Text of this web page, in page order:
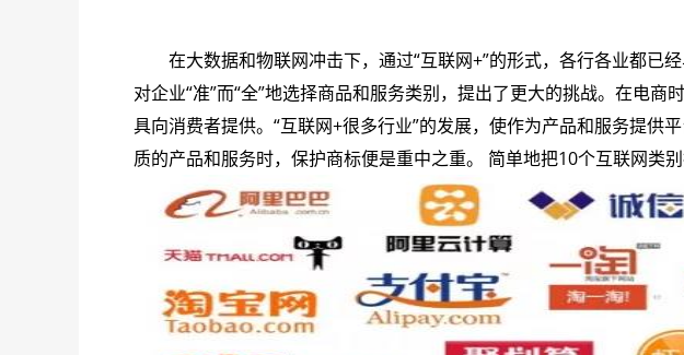
在大数据和物联网冲击下，通过“互联网+”的形式，各行各业都已
对企业“准”而“全”地选择商品和服务类别，提出了更大的挑战。在电
具向消费者提供。“互联网+很多行业”的发展，使作为产品和服务提
质的产品和服务时，保护商标便是重中之重。 简单地把10个互联网类